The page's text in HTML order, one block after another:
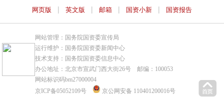
网页版 | 英文版 | 邮箱 | 国资小新 | 国资报告
网站管理：国务院国资委宣传局
运行维护：国务院国资委新闻中心
技术支持：国务院国资委信息中心
办公地址：北京市宣武门西大街26号 邮编：100053
网站标识码bm27000004
京ICP备05052109号
京公网安备 110401200016号